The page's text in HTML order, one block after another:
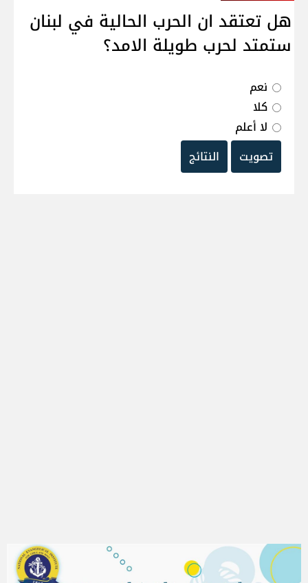
هل تعتقد ان الحرب الحالية في لبنان
ستمتد لحرب طويلة الامد؟
نعم
كلا
لا أعلم
تصويت
النتائج